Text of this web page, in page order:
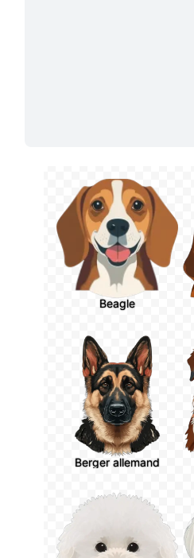
Beagle
Berger allemand